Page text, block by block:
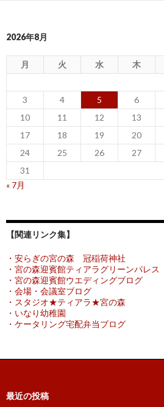
2026年8月
月 火 水 木
3
4 5 6
10
11 12 13
17
18 19 20
24
25 26 27
31
« 7月
【関連リンク集】
・安らぎの宮の森 冠稲荷神社
・宮の森迎賓館ティアラグリーンパレス
・宮の森迎賓館ウエディングブログ
・会場・会議室ブログ
・スタジオ★ティアラ★宮の森
・いなり幼稚園
・ケータリング宅配弁当ブログ
最近の投稿